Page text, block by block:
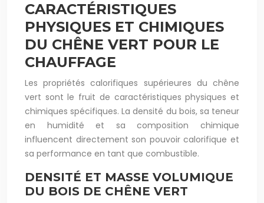
CARACTÉRISTIQUES
PHYSIQUES ET CHIMIQUES
DU CHÊNE VERT POUR LE
CHAUFFAGE
Les propriétés calorifiques supérieures du chêne
vert sont le fruit de caractéristiques physiques et
chimiques spécifiques. La densité du bois, sa teneur
en humidité et sa composition chimique
influencent directement son pouvoir calorifique et
sa performance en tant que combustible.
DENSITÉ ET MASSE VOLUMIQUE
DU BOIS DE CHÊNE VERT